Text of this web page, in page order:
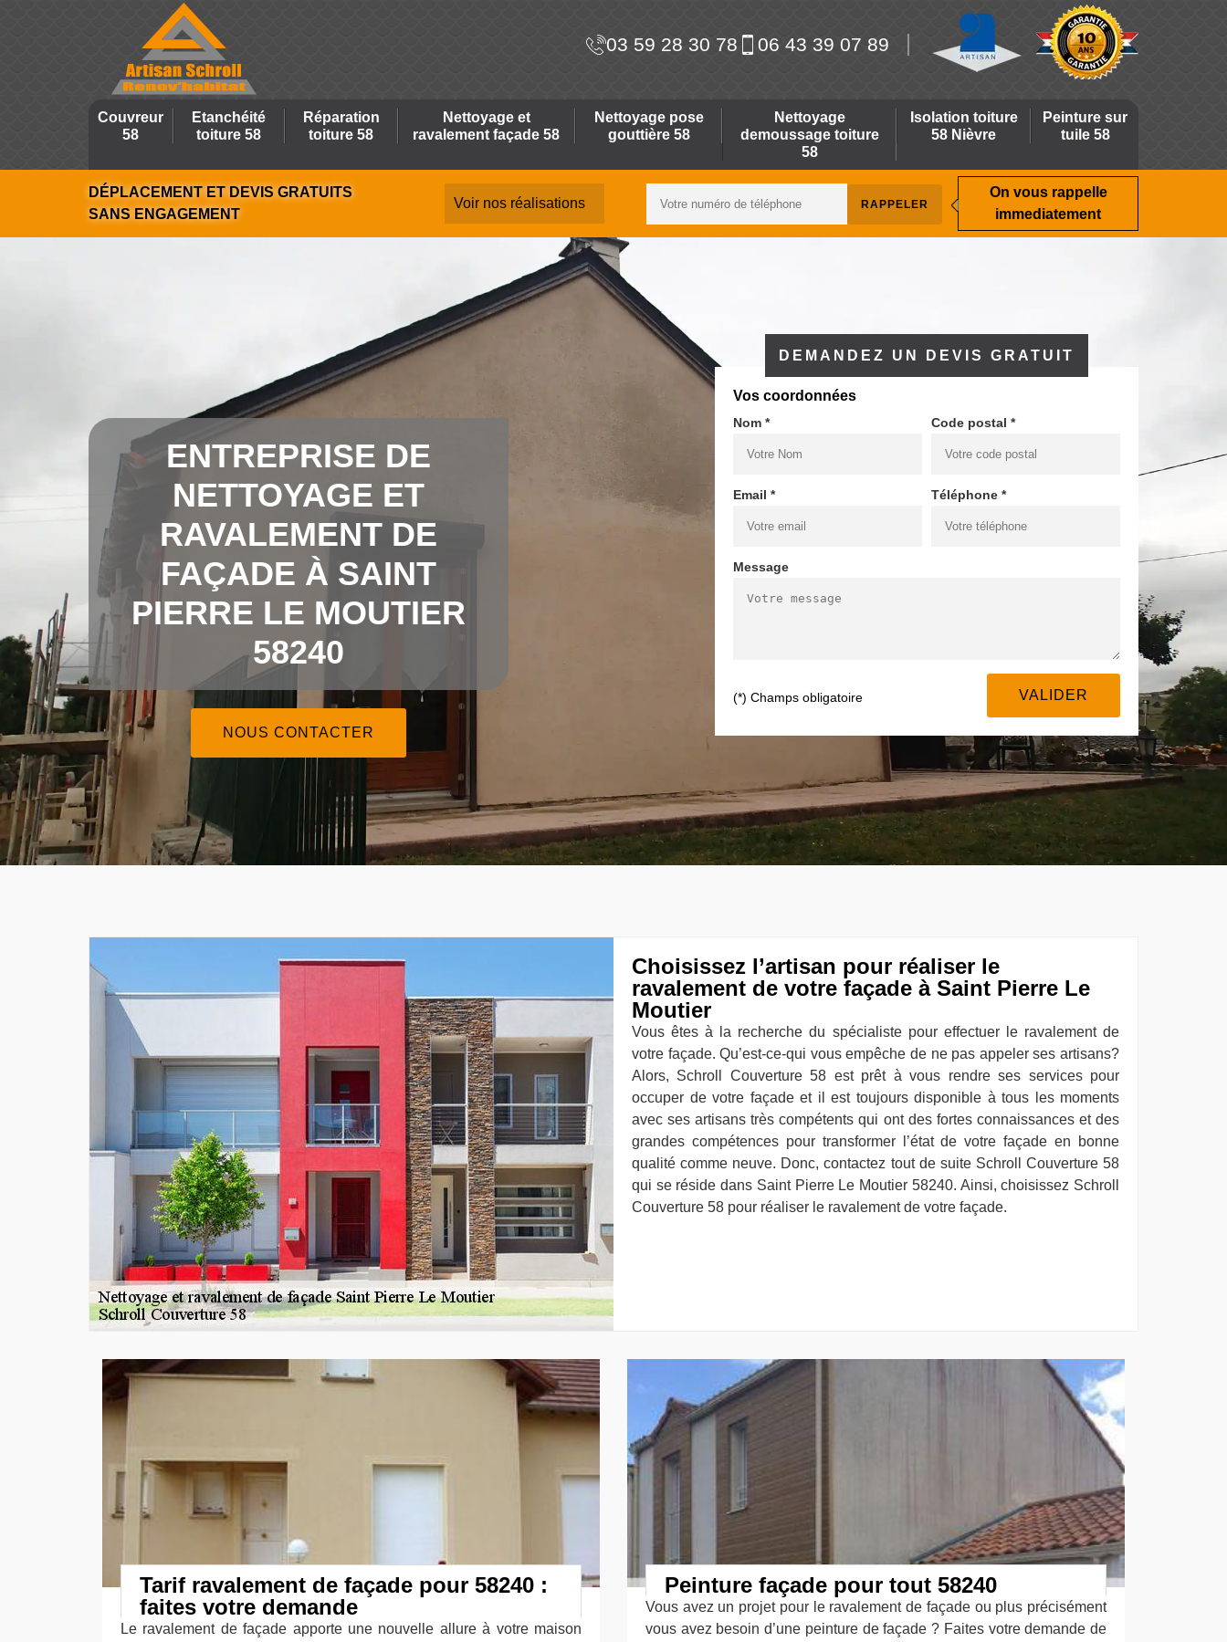
03 59 28 30 78 06 43 39 07 89
Couvreur
58
Etanchéité
toiture 58
Réparation
toiture 58
Nettoyage et
ravalement façade 58
Nettoyage pose
gouttière 58
Nettoyage
demoussage toiture
58
Isolation toiture
58 Nièvre
Peinture sur
tuile 58
DÉPLACEMENT ET DEVIS GRATUITS
SANS ENGAGEMENT
Voir nos réalisations
On vous rappelle
immediatement
ENTREPRISE DE
NETTOYAGE ET
RAVALEMENT DE
FAÇADE À SAINT
PIERRE LE MOUTIER
58240
NOUS CONTACTER
DEMANDEZ UN DEVIS GRATUIT
Vos coordonnées
Nom * Code postal *
Email * Téléphone *
Message
(*) Champs obligatoire
Choisissez l’artisan pour réaliser le
ravalement de votre façade à Saint Pierre Le
Moutier
Vous êtes à la recherche du spécialiste pour effectuer le ravalement de
votre façade. Qu’est-ce-qui vous empêche de ne pas appeler ses artisans?
Alors, Schroll Couverture 58 est prêt à vous rendre ses services pour
occuper de votre façade et il est toujours disponible à tous les moments
avec ses artisans très compétents qui ont des fortes connaissances et des
grandes compétences pour transformer l’état de votre façade en bonne
qualité comme neuve. Donc, contactez tout de suite Schroll Couverture 58
qui se réside dans Saint Pierre Le Moutier 58240. Ainsi, choisissez Schroll
Couverture 58 pour réaliser le ravalement de votre façade.
Tarif ravalement de façade pour 58240 :
faites votre demande
Le ravalement de façade apporte une nouvelle allure à votre maison
Peinture façade pour tout 58240
Vous avez un projet pour le ravalement de façade ou plus précisément
vous avez besoin d’une peinture de façade ? Faites votre demande de